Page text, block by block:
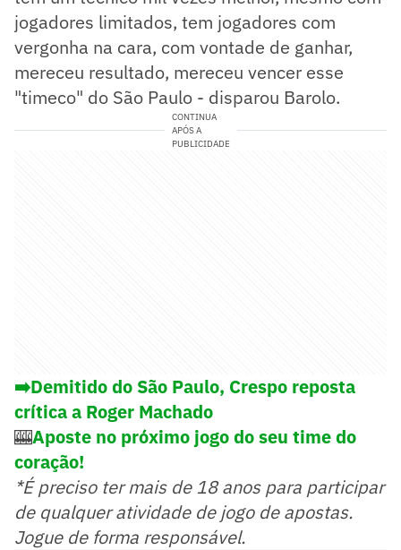
jogadores limitados, tem jogadores com
vergonha na cara, com vontade de ganhar,
mereceu resultado, mereceu vencer esse
"timeco" do São Paulo - disparou Barolo.
CONTINUA
APÓS A
PUBLICIDADE
➡️Demitido do São Paulo, Crespo reposta
crítica a Roger Machado
🎰Aposte no próximo jogo do seu time do
coração!
*É preciso ter mais de 18 anos para participar
de qualquer atividade de jogo de apostas.
Jogue de forma responsável.